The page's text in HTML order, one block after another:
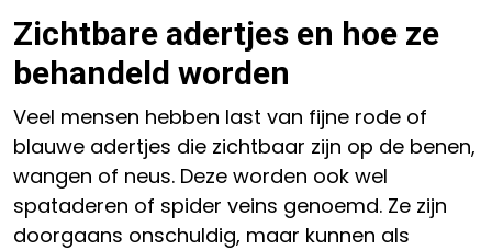
Zichtbare adertjes en hoe ze
behandeld worden
Veel mensen hebben last van fijne rode of
blauwe adertjes die zichtbaar zijn op de benen,
wangen of neus. Deze worden ook wel
spataderen of spider veins genoemd. Ze zijn
doorgaans onschuldig, maar kunnen als